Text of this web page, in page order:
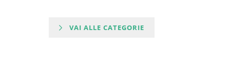
VAI ALLE CATEGORIE